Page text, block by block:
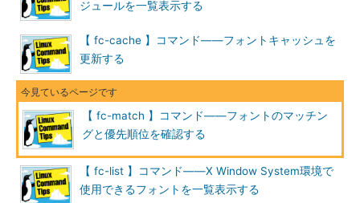
「fc-match パターン
」は、指定したパターンで最優先に利用
されるフォントを表示します。例えば「fc-match serif」と指定
すると、使用フォントとして「serif」を指定した場合、具体的に
はどのフォントが使用されるのか、確認できます（
パターンとしては、serifの他、「sans-serif」（ひげ飾りのな
いフォント、日本語の場合ゴシック体）や「monospace」（等
幅フォント）を指定できます。フォント名を直接指定するとフォ
ントファイル名が分かります。
なお、パターンを指定しなかった場合、現在の環境で使うデフ
ジュールを一覧表示する
【 fc-cache 】コマンド――フォントキャッシュを
更新する
【 fc-match 】コマンド――フォントのマッチン
グと優先順位を確認する
【 fc-list 】コマンド――X Window System環境で
使用できるフォントを一覧表示する